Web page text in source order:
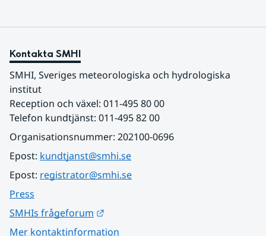
Kontakta SMHI
SMHI, Sveriges meteorologiska och hydrologiska
institut
Reception och växel: 011-495 80 00
Telefon kundtjänst: 011-495 82 00
Organisationsnummer: 202100-0696
Epost: kundtjanst@smhi.se
Epost: registrator@smhi.se
Press
SMHIs frågeforum
Mer kontaktinformation